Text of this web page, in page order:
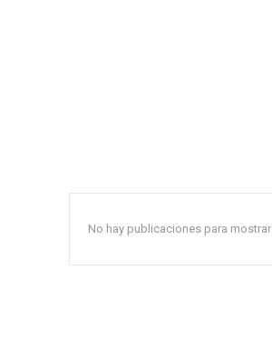
No hay publicaciones para mostrar